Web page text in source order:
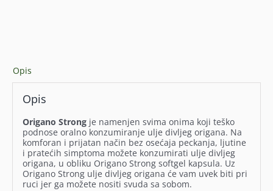
Opis
Opis
Origano Strong je namenjen svima onima koji teško
podnose oralno konzumiranje ulje divljeg origana. Na
komforan i prijatan način bez osećaja peckanja, ljutine
i pratećih simptoma možete konzumirati ulje divljeg
origana, u obliku Origano Strong softgel kapsula. Uz
Origano Strong ulje divljeg origana će vam uvek biti pri
ruci jer ga možete nositi svuda sa sobom.